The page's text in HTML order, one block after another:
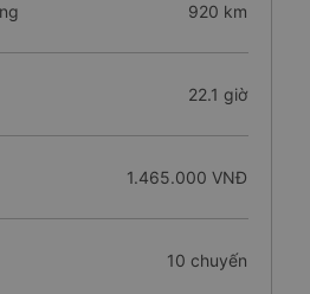
920 km
22.1 giờ
1.465.000 VNĐ
10 chuyến